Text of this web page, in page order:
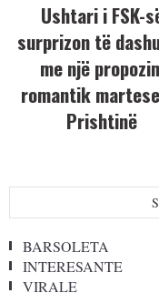
Ushtari i FSK-
surprizon të
me një
romantik
Prishtinë
BARSOLETA
INTERESANTE
VIRALE